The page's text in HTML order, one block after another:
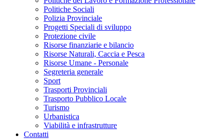
Politiche Sociali
Polizia Provinciale
Progetti Speciali di sviluppo
Protezione civile
Risorse finanziarie e bilancio
Risorse Naturali, Caccia e Pesca
Risorse Umane - Personale
Segreteria generale
Sport
Trasporti Provinciali
Trasporto Pubblico Locale
Turismo
Urbanistica
Viabilità e infrastrutture
Contatti